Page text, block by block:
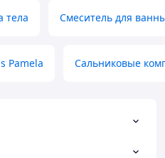
тела Смеситель для
Pamela Сальниковые